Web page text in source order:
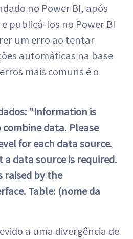
no Power BI, após
publicá-los no Power BI
um erro ao tentar
automáticas na base
mais comuns é o
"Information is
data. Please
for each data source.
data source is required.
raised by the
Table: (nome da
a uma divergência de